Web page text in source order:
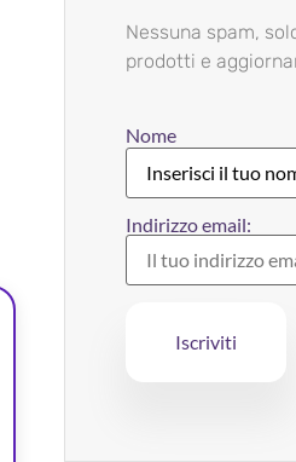
Nessuna spam,
prodotti e
Nome
Indirizzo email: